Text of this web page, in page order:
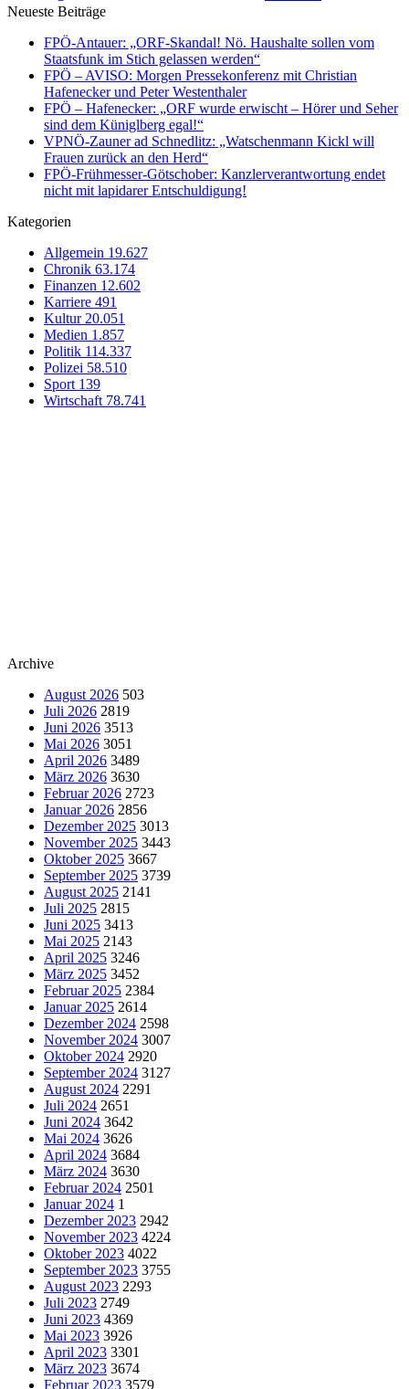
Neueste Beiträge
FPÖ-Antauer: „ORF-Skandal! Nö. Haushalte sollen vom
Staatsfunk im Stich gelassen werden“
FPÖ – AVISO: Morgen Pressekonferenz mit Christian
Hafenecker und Peter Westenthaler
FPÖ – Hafenecker: „ORF wurde erwischt – Hörer und Seher
sind dem Küniglberg egal!“
VPNÖ-Zauner ad Schnedlitz: „Watschenmann Kickl will
Frauen zurück an den Herd“
FPÖ-Frühmesser-Götschober: Kanzlerverantwortung endet
nicht mit lapidarer Entschuldigung!
Kategorien
Allgemein 19.627
Chronik 63.174
Finanzen 12.602
Karriere 491
Kultur 20.051
Medien 1.857
Politik 114.337
Polizei 58.510
Sport 139
Wirtschaft 78.741
Archive
August 2026 503
Juli 2026 2819
Juni 2026 3513
Mai 2026 3051
April 2026 3489
März 2026 3630
Februar 2026 2723
Januar 2026 2856
Dezember 2025 3013
November 2025 3443
Oktober 2025 3667
September 2025 3739
August 2025 2141
Juli 2025 2815
Juni 2025 3413
Mai 2025 2143
April 2025 3246
März 2025 3452
Februar 2025 2384
Januar 2025 2614
Dezember 2024 2598
November 2024 3007
Oktober 2024 2920
September 2024 3127
August 2024 2291
Juli 2024 2651
Juni 2024 3642
Mai 2024 3626
April 2024 3684
März 2024 3630
Februar 2024 2501
Januar 2024 1
Dezember 2023 2942
November 2023 4224
Oktober 2023 4022
September 2023 3755
August 2023 2293
Juli 2023 2749
Juni 2023 4369
Mai 2023 3926
April 2023 3301
März 2023 3674
Februar 2023 3579